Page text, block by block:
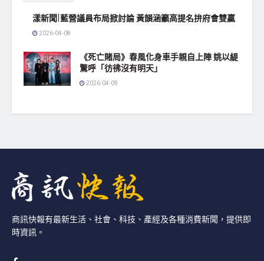
漾新聞|藍營議員布局掀討論 黃韻涵籲高提名拚府會雙贏
2026-04-08
《死亡賭局》春風化身車手親自上陣 姚以緹
驚呼「彷彿沒有明天」
2026-04-09
商訊快報有最新生活、社會、科技、產經及各種消費新聞，提供即
時資訊。